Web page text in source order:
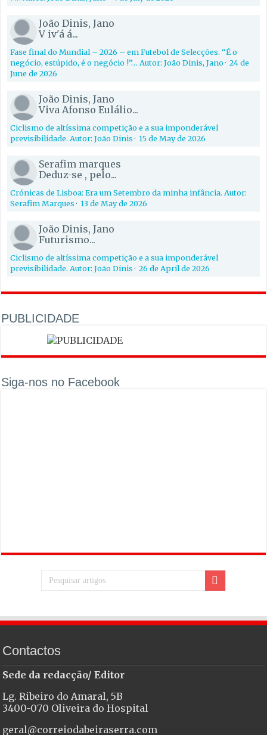
João Dinis, Jano
V iv'á á...
Fase final do Mundial – 2026 – em Futebol de Selecções. “É o
negócio, estúpido, é o negócio !”… Autor: João Dinis, Jano·24 de
June de 2026
João Dinis, Jano
Viva Afonso Eulálio...
Ciclismo de altíssima competição e a sua imponderável
previsibilidade. Autor: João Dinis·15 de May de 2026
Serafim marques
Deduz-se , pelo...
Crónicas de Lisboa: Era um Setembro da minha infância. Autor:
Serafim Marques·13 de May de 2026
João Dinis, Jano
Futurismo...
Ciclismo de altíssima competição e a sua imponderável
previsibilidade. Autor: João Dinis·26 de April de 2026
PUBLICIDADE
Siga-nos no Facebook
Contactos
Sede da redacção/ Editor
Lg. Ribeiro do Amaral, 5B
3400-070 Oliveira do Hospital
geral@correiodabeiraserra.com